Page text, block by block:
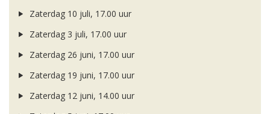
Zaterdag 10 juli, 17.00 uur
Zaterdag 3 juli, 17.00 uur
Zaterdag 26 juni, 17.00 uur
Zaterdag 19 juni, 17.00 uur
Zaterdag 12 juni, 14.00 uur